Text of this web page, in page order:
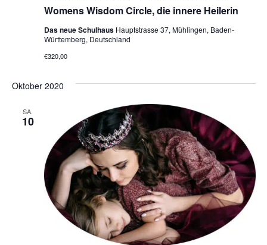
Womens Wisdom Circle, die innere Heilerin
Das neue Schulhaus Hauptstrasse 37, Mühlingen, Baden-
Württemberg, Deutschland
€320,00
Oktober 2020
SA.
10